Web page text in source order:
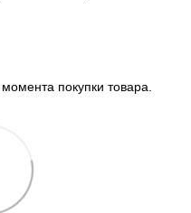
покупки товара.